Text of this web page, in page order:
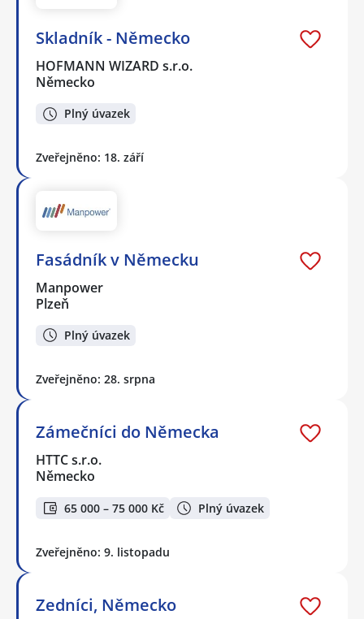
Skladník - Německo
HOFMANN WIZARD s.r.o.
Německo
Plný úvazek
Zveřejněno: 18. září
Fasádník v Německu
Manpower
Plzeň
Plný úvazek
Zveřejněno: 28. srpna
Zámečníci do Německa
HTTC s.r.o.
Německo
65 000 – 75 000 Kč Plný úvazek
Zveřejněno: 9. listopadu
Zedníci, Německo